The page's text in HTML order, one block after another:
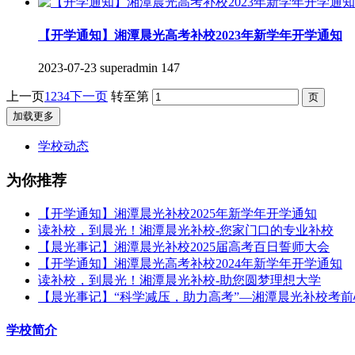
【开学通知】湘潭晨光高考补校2023年新学年开学通知
2023-07-23 superadmin 147
上一页1 234下一页 转至第
加载更多
学校动态
为你推荐
【开学通知】湘潭晨光补校2025年新学年开学通知
读补校，到晨光！湘潭晨光补校-您家门口的专业补校
【晨光事记】湘潭晨光补校2025届高考百日誓师大会
【开学通知】湘潭晨光高考补校2024年新学年开学通知
读补校，到晨光！湘潭晨光补校-助您圆梦理想大学
【晨光事记】“科学减压，助力高考”—湘潭晨光补校考
学校简介